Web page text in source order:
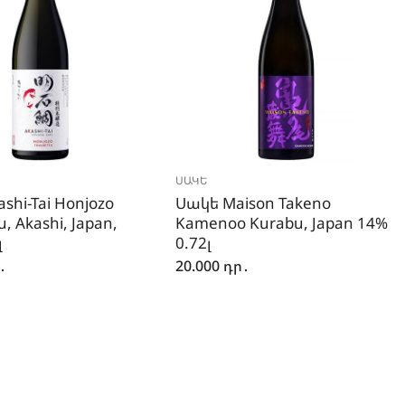
Tai Honjozo
Akashi, Japan,
ՍԱԿԵ
Սակե Maison Takeno
Kamenoo Kurabu, Japan 14%
0.72լ
20.000 դր․